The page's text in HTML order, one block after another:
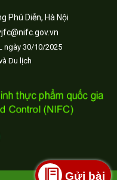
Phú Diễn, Hà Nội
ngày 30/10/2025
Du lịch
Gửi bài